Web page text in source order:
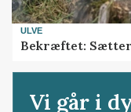
ULVE
Bekræftet:
Vi går i